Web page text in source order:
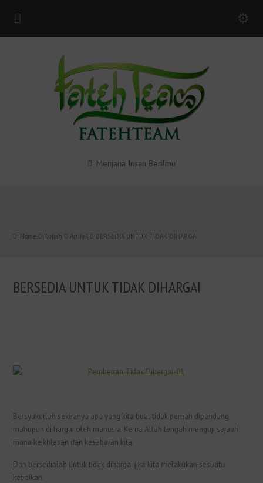
Menjana Insan Berilmu
Home Kuliah Artikel BERSEDIA UNTUK TIDAK DIHARGAI
BERSEDIA UNTUK TIDAK DIHARGAI
Bersyukurlah sekiranya apa yang kita buat tidak pernah dipandang
mahupun di hargai oleh manusia. Kerna Allah tengah menguji sejauh
mana keikhlasan dan kesabaran kita.
Dan bersedialah untuk tidak dihargai jika kita melakukan sesuatu
kebaikan.